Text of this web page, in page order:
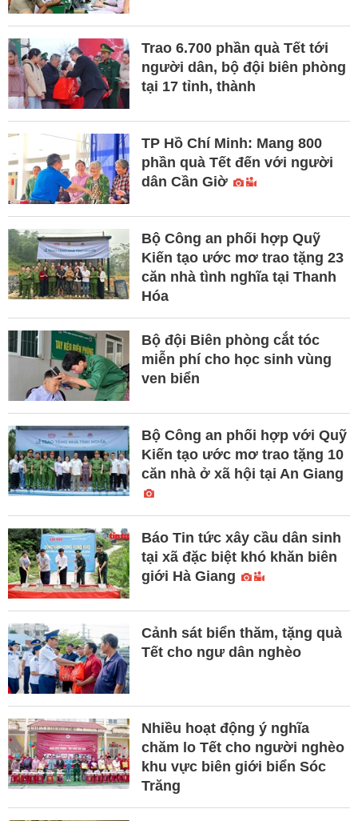
Trao 6.700 phần quà Tết tới
người dân, bộ đội biên phòng
tại 17 tỉnh, thành
TP Hồ Chí Minh: Mang 800
phần quà Tết đến với người
dân Cần Giờ
Bộ Công an phối hợp Quỹ
Kiến tạo ước mơ trao tặng 23
căn nhà tình nghĩa tại Thanh
Hóa
Bộ đội Biên phòng cắt tóc
miễn phí cho học sinh vùng
ven biển
Bộ Công an phối hợp với Quỹ
Kiến tạo ước mơ trao tặng 10
căn nhà ở xã hội tại An Giang
Báo Tin tức xây cầu dân sinh
tại xã đặc biệt khó khăn biên
giới Hà Giang
Cảnh sát biển thăm, tặng quà
Tết cho ngư dân nghèo
Nhiều hoạt động ý nghĩa
chăm lo Tết cho người nghèo
khu vực biên giới biển Sóc
Trăng